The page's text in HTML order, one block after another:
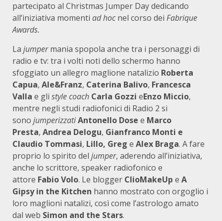
partecipato al Christmas Jumper Day dedicando
all’iniziativa momenti ad hocnel corso dei Fabrique
Awards.
La jumpermania spopola anche tra i personaggi di
radio e tv: tra i volti noti dello schermo hanno
sfoggiato un allegro maglione natalizio Roberta
Capua, Ale&Franz, Caterina Balivo, Francesca
Valla e gli style coach Carla Gozzi eEnzo Miccio,
mentre negli studi radiofonici di Radio 2 si
sono jumperizzatiAntonello Dose e Marco
Presta, Andrea Delogu, Gianfranco Monti e
Claudio Tommasi, Lillo, Greg e Alex Braga. A fare
proprio lo spirito del jumper, aderendo all’iniziativa,
anche lo scrittore, speaker radiofonico e
attore Fabio Volo. Le blogger ClioMakeUp e A
Gipsy in the Kitchen hanno mostrato con orgoglio i
loro maglioni natalizi, così come l’astrologo amato
dal web Simon and the Stars.